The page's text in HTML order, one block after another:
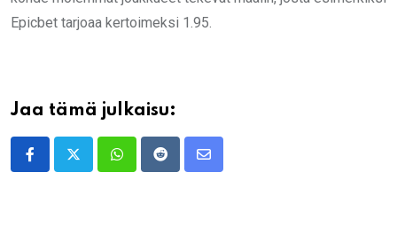
Epicbet tarjoaa kertoimeksi 1.95.
Jaa tämä julkaisu:
WhatsappRedditShare